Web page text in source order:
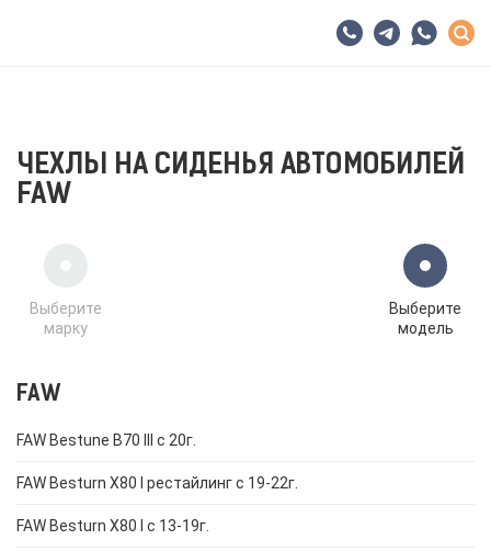
ЧЕХЛЫ НА СИДЕНЬЯ АВТОМОБИЛЕЙ
FAW
Выберите
марку
Выберите
модель
FAW
FAW Bestune B70 III с 20г.
FAW Besturn X80 I рестайлинг с 19-22г.
FAW Besturn X80 I с 13-19г.